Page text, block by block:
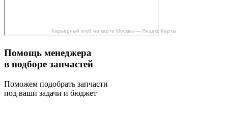
Карьерный клуб на карте Москвы — Яндекс Карты
Помощь менеджера
в подборе запчастей
Поможем подобрать запчасти
под ваши задачи и бюджет